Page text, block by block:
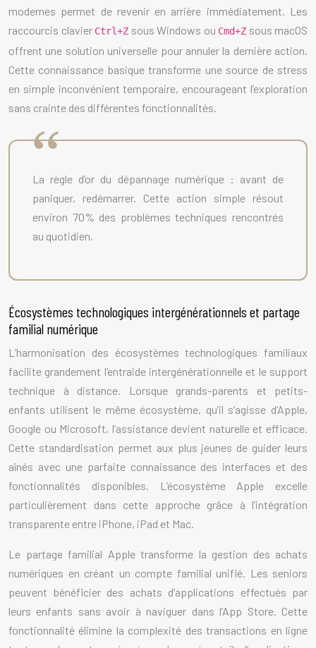
modernes permet de revenir en arrière immédiatement. Les
raccourcis clavier Ctrl+Z sous Windows ou Cmd+Z sous macOS
offrent une solution universelle pour annuler la dernière action.
Cette connaissance basique transforme une source de stress
en simple inconvénient temporaire, encourageant l’exploration
sans crainte des différentes fonctionnalités.
La règle d’or du dépannage numérique : avant de
paniquer, redémarrer. Cette action simple résout
environ 70% des problèmes techniques rencontrés
au quotidien.
Écosystèmes technologiques intergénérationnels et partage
familial numérique
L’harmonisation des écosystèmes technologiques familiaux
facilite grandement l’entraide intergénérationnelle et le support
technique à distance. Lorsque grands-parents et petits-
enfants utilisent le même écosystème, qu’il s’agisse d’Apple,
Google ou Microsoft, l’assistance devient naturelle et efficace.
Cette standardisation permet aux plus jeunes de guider leurs
aînés avec une parfaite connaissance des interfaces et des
fonctionnalités disponibles. L’écosystème Apple excelle
particulièrement dans cette approche grâce à l’intégration
transparente entre iPhone, iPad et Mac.
Le partage familial Apple transforme la gestion des achats
numériques en créant un compte familial unifié. Les seniors
peuvent bénéficier des achats d’applications effectués par
leurs enfants sans avoir à naviguer dans l’App Store. Cette
fonctionnalité élimine la complexité des transactions en ligne